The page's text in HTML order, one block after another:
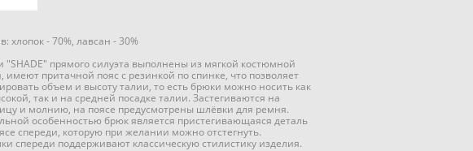
хлопок - 70%, лавсан - 30%
"SHADE" прямого силуэта выполнены из мягкой костюмной
имеют притачной пояс с резинкой по спинке, что позволяет
объем и высоту талии, то есть брюки можно носить как
так и на средней посадке талии. Застегиваются на
и молнию, на поясе предусмотрены шлёвки для ремня.
особенностью брюк является пристегивающаяся деталь
спереди, которую при желании можно отстегнуть.
спереди поддерживают классическую стилистику изделия.